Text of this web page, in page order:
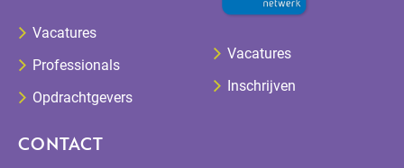
Vacatures
Professionals
Opdrachtgevers
Vacatures
Inschrijven
CONTACT